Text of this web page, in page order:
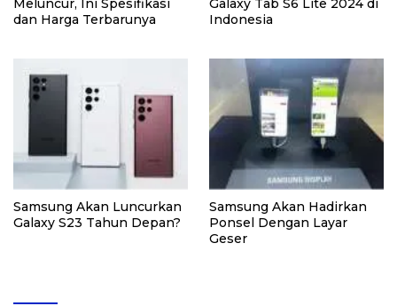
Meluncur, Ini Spesifikasi
dan Harga Terbarunya
Galaxy Tab S6 Lite 2024 di
Indonesia
Samsung Akan Luncurkan
Galaxy S23 Tahun Depan?
Samsung Akan Hadirkan
Ponsel Dengan Layar
Geser